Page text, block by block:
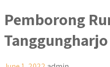
Pemborong
Tanggungharjo